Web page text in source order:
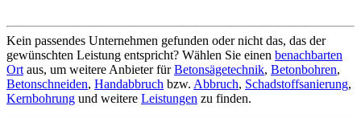
Kein passendes Unternehmen gefunden oder nicht das, das der
gewünschten Leistung entspricht? Wählen Sie einen benachbarten
Ort aus, um weitere Anbieter fürBetonsägetechnik, Betonbohren,
Betonschneiden, Handabbruch bzw. Abbruch, Schadstoffsanierung,
Kernbohrung und weitere Leistungen zu finden.